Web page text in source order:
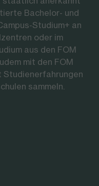
Bachelor- und
Studium+ an
oder im
aus den FOM
mit den FOM
Studienerfahrungen
sammeln.